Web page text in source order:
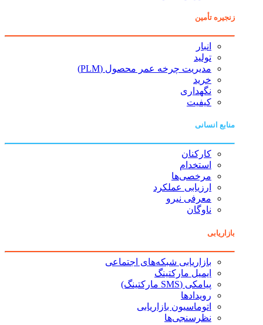
زنجیره تأمین
انبار
تولید
مدیریت چرخه عمر محصول (PLM)
خرید
نگهداری
کیفیت
منابع انسانی
کارکنان
استخدام
مرخصی‌ها
ارزیابی عملکرد
معرفی نیرو
ناوگان
بازاریابی
بازاریابی شبکه‌های اجتماعی
ایمیل مارکتینگ
پیامکی (SMS مارکتینگ)
رویدادها
اتوماسیون بازاریابی
نظرسنجی‌ها